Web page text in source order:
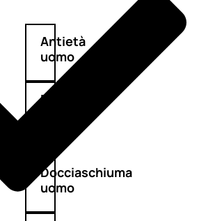
Antietà
uomo
Detergente
Docciaschiuma
uomo